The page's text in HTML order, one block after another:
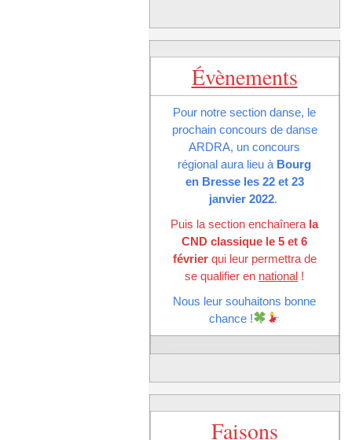
Évènements
Pour notre section danse, le
prochain concours de danse
ARDRA, un concours
régional aura lieu à Bourg
en Bresse les 22 et 23
janvier 2022.
Puis la section enchaînera la
CND classique le 5 et 6
févrierqui leur permettra de
se qualifier en national !
Nous leur souhaitons bonne
chance !
Faisons